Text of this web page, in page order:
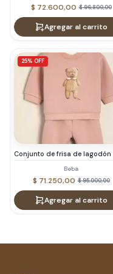
$ 72.600,00 $ 96.800,00
Agregar al carrito
25% OFF
Beba
$ 71.250,00 $ 95.000,00
Agregar al carrito